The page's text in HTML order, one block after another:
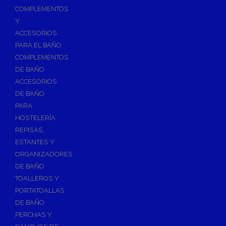
Válvulas para Calefacción
Válv. Mezcladora Termostática
Válvulas Motorizadas
Válvulas de Seguridad
Colectores de Calefacción
Bombas de Calor
Bombas de calor para ACS
Cocinas
Extractores de Cocina
Fregaderos
Grifería de Fregadero
Recambios de fregadero
Contra Incendios
COMPLEMENTOS
Y
ACCESORIOS
PARA EL BAÑO
COMPLEMENTOS
DE BAÑO
ACCESORIOS
DE BAÑO
PARA
HOSTELERÍA
REPISAS,
ESTANTES Y
ORGANIZADORES
DE BAÑO
TOALLEROS Y
PORTATOALLAS
DE BAÑO
PERCHAS Y